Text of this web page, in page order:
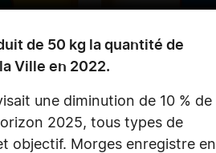
de 50 kg la quantité de
Ville en 2022.
une diminution de 10 % de
2025, tous types de
objectif. Morges enregistre en